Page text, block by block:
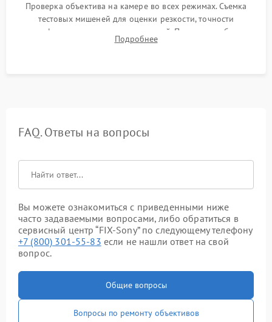
Проверка объектива на камере во всех режимах. Съемка
тестовых мишеней для оценки резкости, точности
автофокуса и отсутствия искажений. Проверка работы
диафрагмы на закрытых значениях и тестирование
Подробнее
FAQ. Ответы на вопросы
Вы можете ознакомиться с приведенными ниже
часто задаваемыми вопросами, либо обратиться в
сервисный центр “FIX-Sony” по следующему телефону
+7 (800) 301-55-83 если не нашли ответ на свой
вопрос.
Общие вопросы
Вопросы по ремонту объективов